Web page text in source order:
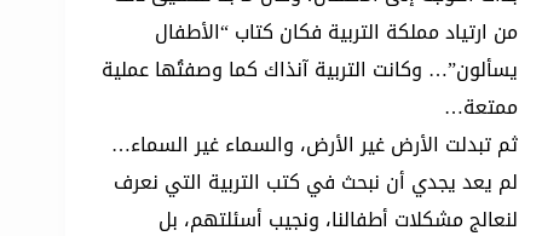
من ارتياد مملكة التربية فكان كتاب “الأطفال
يسألون”… وكانت التربية آنذاك كما وصفتُها عملية
ممتعة…
ثم تبدلت الأرض غير الأرض، والسماء غير السماء…
لم يعد يجدي أن نبحث في كتب التربية التي نعرف
لنعالج مشكلات أطفالنا، ونجيب أسئلتهم، بل